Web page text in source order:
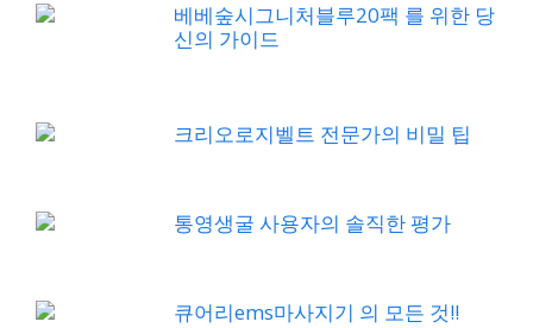
베베숲시그니처블루20팩 를 위한 당
신의 가이드
크리오로지벨트 전문가의 비밀 팁
통영생굴 사용자의 솔직한 평가
큐어리ems마사지기 의 모든 것!!